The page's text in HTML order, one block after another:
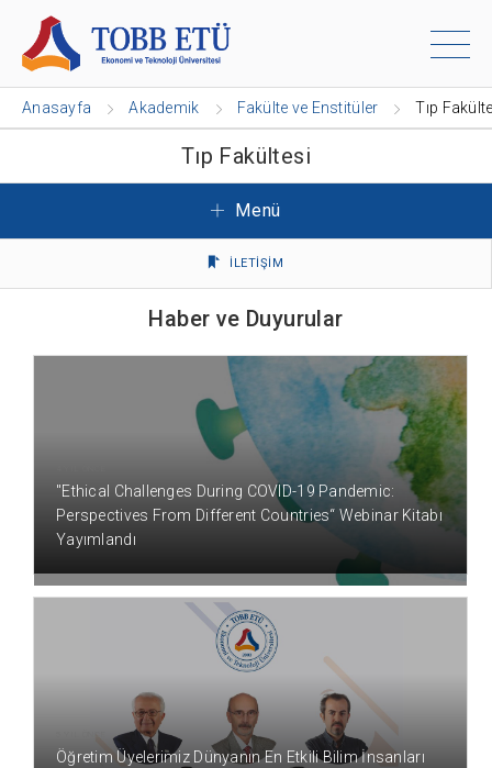
Anasayfa Akademik Fakülte ve Enstitüler Tıp
Tıp Fakültesi
Menü
İLETİŞİM
Haber ve Duyurular
"Ethical Challenges During COVID-19 Pandemic:
Perspectives From Different Countries“ Webinar Kitabı
Yayımlandı
Öğretim Üyelerimiz Dünyanın En Etkili Bilim İnsanları